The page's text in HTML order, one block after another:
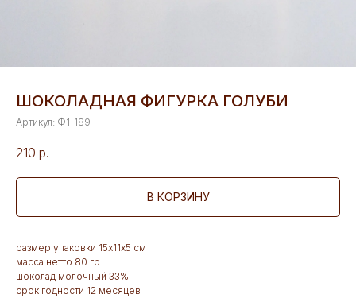
ШОКОЛАДНАЯ ФИГУРКА ГОЛУБИ
Артикул: Ф1-189
210 р.
В КОРЗИНУ
размер упаковки 15х11х5 см
масса нетто 80 гр
шоколад молочный 33%
срок годности 12 месяцев